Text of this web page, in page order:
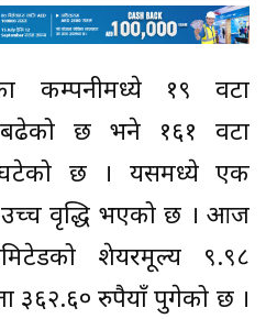
कम्पनीमध्ये १९ वटा
बढेको छ भने १६१ वटा
घटेको छ । यसमध्ये एक
वृद्धि भएको छ । आज
शेयरमूल्य ९.९८
३६२.६० रुपैयाँ पुगेको छ ।